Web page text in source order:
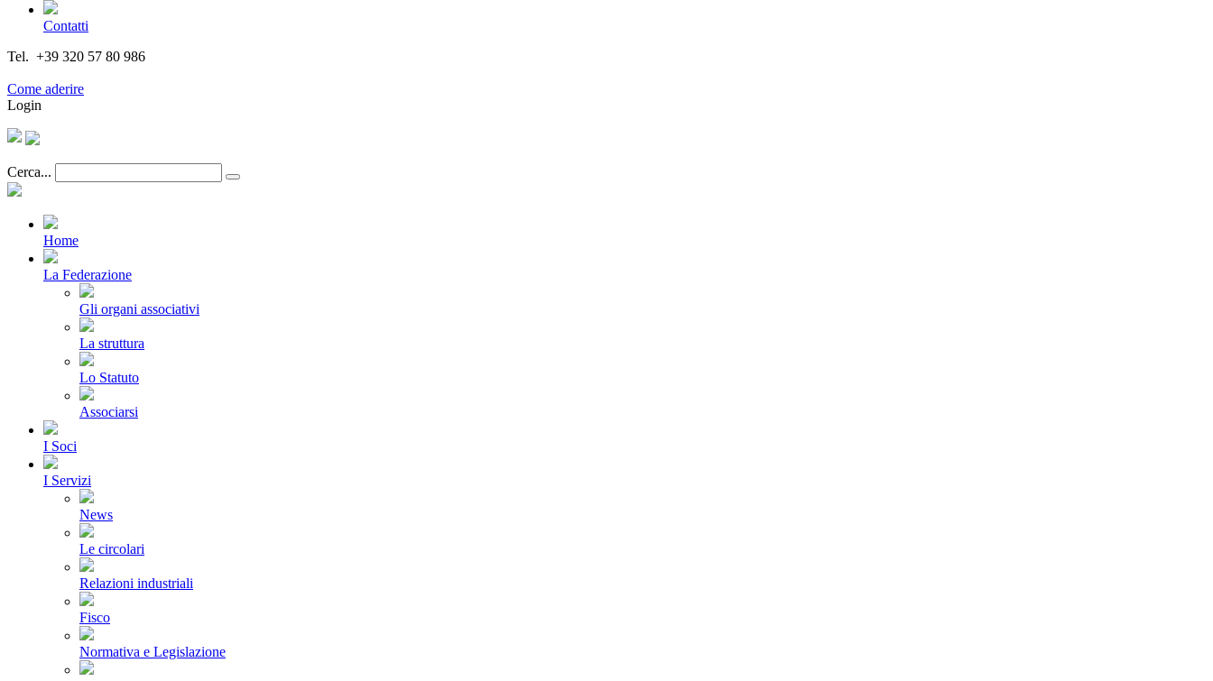
Contatti
Tel. +39 320 57 80 986
Come aderire
Login
Cerca...
Home
La Federazione
Gli organi associativi
La struttura
Lo Statuto
Associarsi
I Soci
I Servizi
News
Le circolari
Relazioni industriali
Fisco
Normativa e Legislazione